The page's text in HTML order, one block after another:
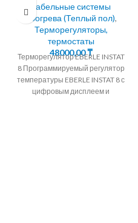
Кабельные системы
обогрева (Теплый пол),
Терморегуляторы,
термостаты
48000,00₸
Терморегулятор EBERLE INSTAT
8 Программируемый регулятор
температуры EBERLE INSTAT 8 с
цифровым дисплеем и